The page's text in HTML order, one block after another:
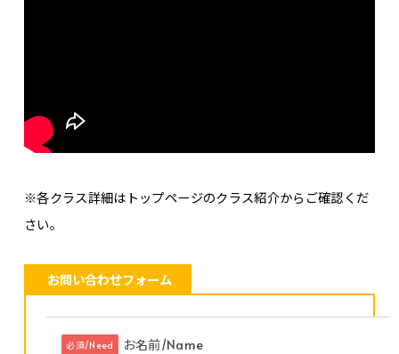
※各クラス詳細はトップページのクラス紹介からご確認くだ
さい。
お問い合わせフォーム
必須/Need お名前/Name